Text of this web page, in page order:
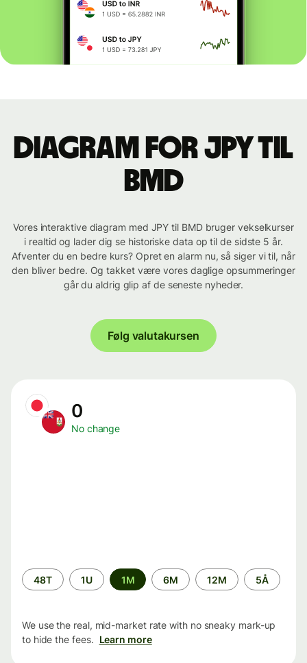
Diagram for JPY til
BMD
Vores interaktive diagram med JPY til BMD bruger vekselkurser
i realtid og lader dig se historiske data op til de sidste 5 år.
Afventer du en bedre kurs? Opret en alarm nu, så siger vi til, når
den bliver bedre. Og takket være vores daglige opsummeringer
går du aldrig glip af de seneste nyheder.
Følg valutakursen
0
No change
Time
period
48T 1U 1M 6M 12M 5Å
We use the real, mid-market rate with no sneaky mark-up
to hide the fees. Learn more